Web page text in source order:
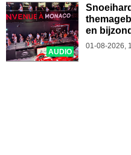
AUDIO
en
01-08-2026,